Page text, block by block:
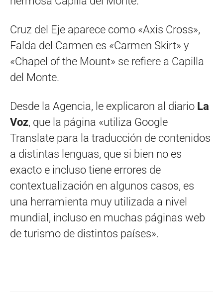
Cruz del Eje aparece como «Axis Cross»,
Falda del Carmen es «Carmen Skirt» y
«Chapel of the Mount» se refiere a Capilla
del Monte.
Desde la Agencia, le explicaron al diario La
Voz, que la página «utiliza Google
Translate para la traducción de contenidos
a distintas lenguas, que si bien no es
exacto e incluso tiene errores de
contextualización en algunos casos, es
una herramienta muy utilizada a nivel
mundial, incluso en muchas páginas web
de turismo de distintos países».